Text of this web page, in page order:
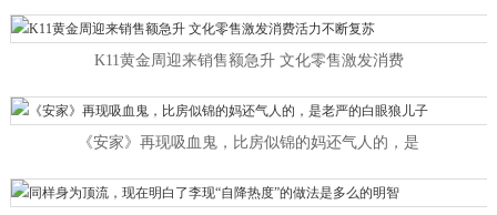
K11黄金周迎来销售额急升 文化零售激发消费
《安家》再现吸血鬼，比房似锦的妈还气人的，是